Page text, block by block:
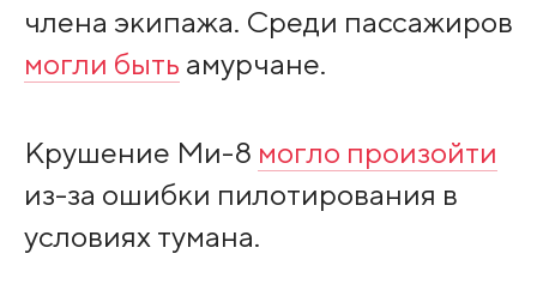
члена экипажа. Среди пассажиров
могли быть амурчане.
Крушение Ми-8 могло произойти
из-за ошибки пилотирования в
условиях тумана.